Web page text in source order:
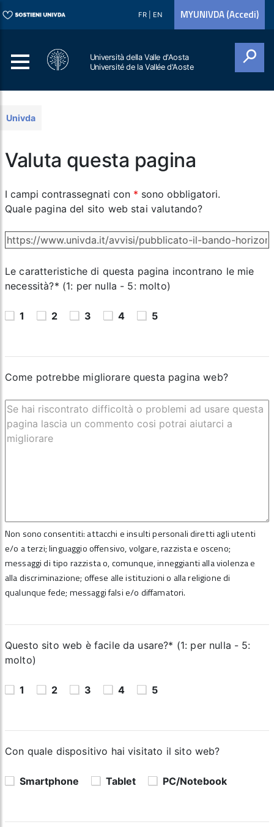
FR EN MYUNIVDA (Accedi)
Università della Valle d'Aosta
Université de la Vallée d'Aoste
Univda
Valuta questa pagina
I campi contrassegnati con * sono obbligatori.
Quale pagina del sito web stai valutando?
Le caratteristiche di questa pagina incontrano le mie
necessità?* (1: per nulla - 5: molto)
1 2 3 4 5
Come potrebbe migliorare questa pagina web?
Non sono consentiti: attacchi e insulti personali diretti agli utenti
e/o a terzi; linguaggio offensivo, volgare, razzista e osceno;
messaggi di tipo razzista o, comunque, inneggianti alla violenza e
alla discriminazione; offese alle istituzioni o alla religione di
qualunque fede; messaggi falsi e/o diffamatori.
Questo sito web è facile da usare?* (1: per nulla - 5:
molto)
1 2 3 4 5
Con quale dispositivo hai visitato il sito web?
Smartphone Tablet PC/Notebook